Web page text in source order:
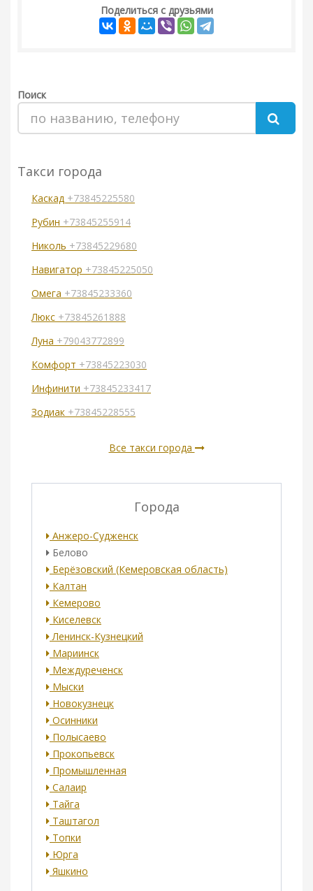
Поделиться с друзьями
Поиск
Такси города
Каскад +73845225580
Рубин +73845255914
Николь +73845229680
Навигатор +73845225050
Омега +73845233360
Люкс +73845261888
Луна +79043772899
Комфорт +73845223030
Инфинити +73845233417
Зодиак +73845228555
Все такси города
Города
Анжеро-Судженск
Белово
Берёзовский (Кемеровская область)
Калтан
Кемерово
Киселевск
Ленинск-Кузнецкий
Мариинск
Междуреченск
Мыски
Новокузнецк
Осинники
Полысаево
Прокопьевск
Промышленная
Салаир
Тайга
Таштагол
Топки
Юрга
Яшкино